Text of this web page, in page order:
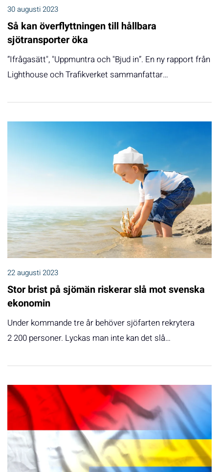
30 augusti 2023
Så kan överflyttningen till hållbara
sjötransporter öka
”Ifrågasätt", "Uppmuntra och "Bjud in”. En ny rapport från
Lighthouse och Trafikverket sammanfattar…
22 augusti 2023
Stor brist på sjömän riskerar slå mot svenska
ekonomin
Under kommande tre år behöver sjöfarten rekrytera
2 200 personer. Lyckas man inte kan det slå…